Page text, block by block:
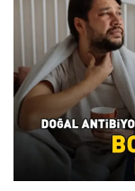
İş İlanları
Seri İlanlar
İngiltere
Videolar